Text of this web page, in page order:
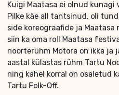
Kuigi Maatasa ei olnud kunagi
Pilke käe all tantsinud, oli
side koreograafide ja Maatasa
siin ka oma roll Maatasa
noorterühm Motora on ikka ja
aastal külastas rühm Tartu
ning kahel korral on osaletud
Tartu Folk-Off.